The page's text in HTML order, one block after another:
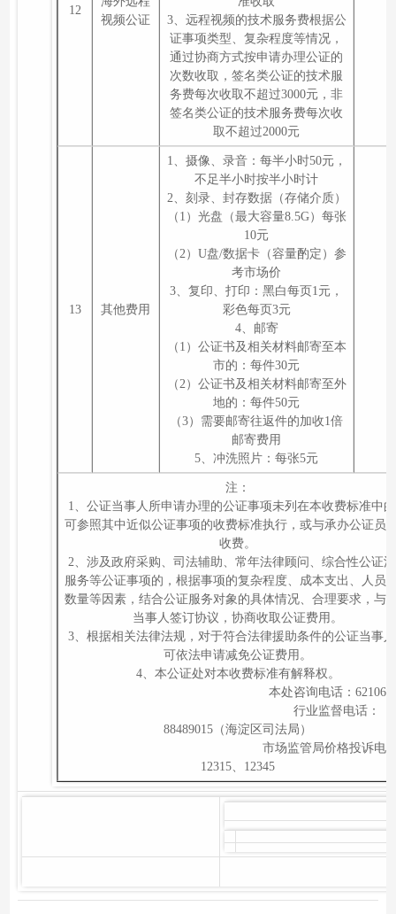
12
视频公证
3、远程视频的技术服务费根据公
证事项类型、复杂程度等情况，
通过协商方式按申请办理公证的
次数收取，签名类公证的技术服
务费每次收取不超过3000元，非
签名类公证的技术服务费每次收
取不超过2000元
13 其他费用
1、摄像、录音：每半小时50元，
不足半小时按半小时计
2、刻录、封存数据（存储介质）
（1）光盘（最大容量8.5G）每张
10元
（2）U盘/数据卡（容量酌定）参
考市场价
3、复印、打印：黑白每页1元，
彩色每页3元
4、邮寄
（1）公证书及相关材料邮寄至本
市的：每件30元
（2）公证书及相关材料邮寄至外
地的：每件50元
（3）需要邮寄往返件的加收1倍
邮寄费用
5、冲洗照片：每张5元
注：
1、公证当事人所申请办理的公证事项未列在本收费标准中
可参照其中近似公证事项的收费标准执行，或与承办公证员
收费。
2、涉及政府采购、司法辅助、常年法律顾问、综合性公证
服务等公证事项的，根据事项的复杂程度、成本支出、人员
数量等因素，结合公证服务对象的具体情况、合理要求，与
当事人签订协议，协商收取公证费用。
3、根据相关法律法规，对于符合法律援助条件的公证当事
可依法申请减免公证费用。
4、本公证处对本收费标准有解释权。
本处咨询电话：
行业监督电话：
88489015（海淀区司法局）
市场监管局价格投诉电话
12315、12345